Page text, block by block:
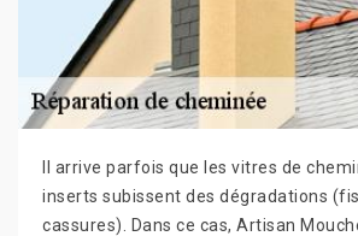
Il arrive parfois que les vitres de
inserts subissent des dégradations
cassures). Dans ce cas, Artisan